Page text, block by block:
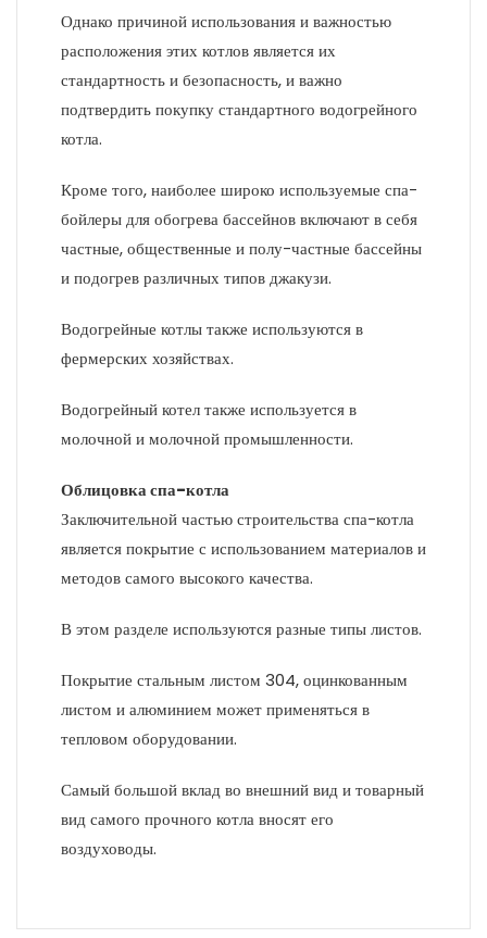
Однако причиной использования и важностью
расположения этих котлов является их
стандартность и безопасность, и важно
подтвердить покупку стандартного водогрейного
котла.
Кроме того, наиболее широко используемые спа-
бойлеры для обогрева бассейнов включают в себя
частные, общественные и полу-частные бассейны
и подогрев различных типов джакузи.
Водогрейные котлы также используются в
фермерских хозяйствах.
Водогрейный котел также используется в
молочной и молочной промышленности.
Облицовка спа-котла
Заключительной частью строительства спа-котла
является покрытие с использованием материалов и
методов самого высокого качества.
В этом разделе используются разные типы листов.
Покрытие стальным листом 304, оцинкованным
листом и алюминием может применяться в
тепловом оборудовании.
Самый большой вклад во внешний вид и товарный
вид самого прочного котла вносят его
воздуховоды.